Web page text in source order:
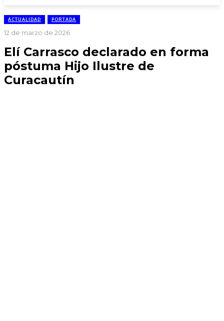
ACTUALIDAD PORTADA
12 de marzo de 2026
Elí Carrasco declarado en forma
póstuma Hijo Ilustre de
Curacautín